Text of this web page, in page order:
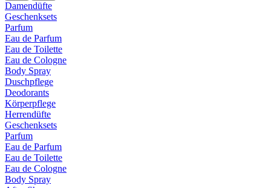
Damendüfte
Geschenksets
Parfum
Eau de Parfum
Eau de Toilette
Eau de Cologne
Body Spray
Duschpflege
Deodorants
Körperpflege
Herrendüfte
Geschenksets
Parfum
Eau de Parfum
Eau de Toilette
Eau de Cologne
Body Spray